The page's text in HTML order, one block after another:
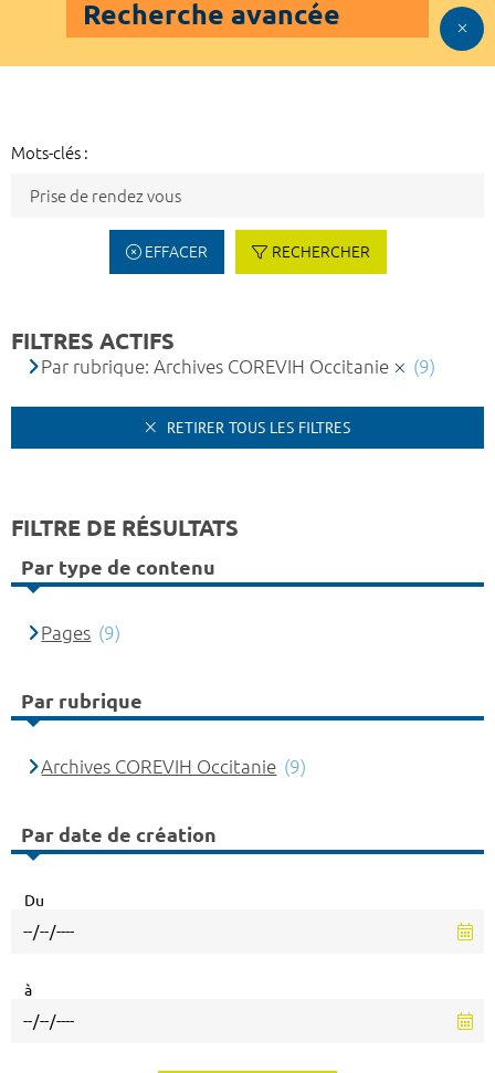
Recherche avancée
Mots-clés :
EFFACER RECHERCHER
FILTRES ACTIFS
Par rubrique: Archives COREVIH Occitanie (9)
RETIRER TOUS LES FILTRES
FILTRE DE RÉSULTATS
Par type de contenu
Pages (9)
Par rubrique
Archives COREVIH Occitanie (9)
Par date de création
Du
à